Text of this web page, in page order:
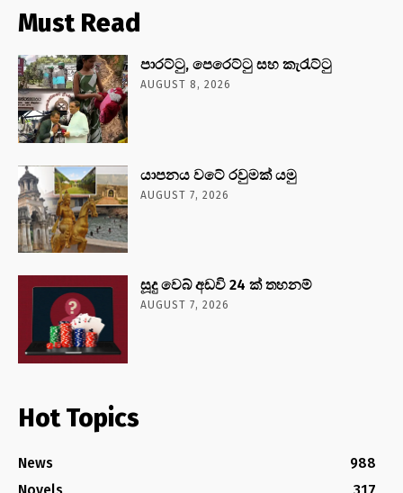
Must Read
පාරට්ටු, පෙරෙට්ටු සහ කැරැට්ටු
AUGUST 8, 2026
යාපනය වටේ රවුමක් යමු
AUGUST 7, 2026
සූදු වෙබ් අඩවි 24 ක් තහනම්
AUGUST 7, 2026
Hot Topics
News
988